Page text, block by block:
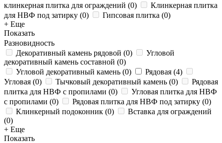
клинкерная плитка для ограждений (0)
Клинкерная плитка
для НВФ под затирку (0) Гипсовая плитка (0)
+ Еще
Показать
Разновидность
Декоративный камень рядовой (0)
Угловой
декоративный камень составной (0)
Угловой декоративный камень (0) Рядовая (4)
Угловая (0) Тычковый декоративный камень (0)
Рядовая
плитка для НВФ с пропилами (0)
Угловая плитка для НВФ
с пропилами (0) Рядовая плитка для НВФ под затирку (0)
Клинкерный подоконник (0)
Вставка для ограждений
(0)
+ Еще
Показать